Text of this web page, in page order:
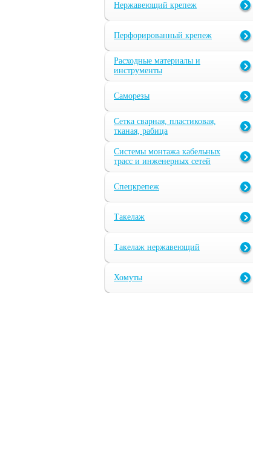
Нержавеющий крепеж
Перфорированный крепеж
Расходные материалы и
инструменты
Саморезы
Сетка сварная, пластиковая,
тканая, рабица
Системы монтажа кабельных
трасс и инженерных сетей
Спецкрепеж
Такелаж
Такелаж нержавеющий
Хомуты